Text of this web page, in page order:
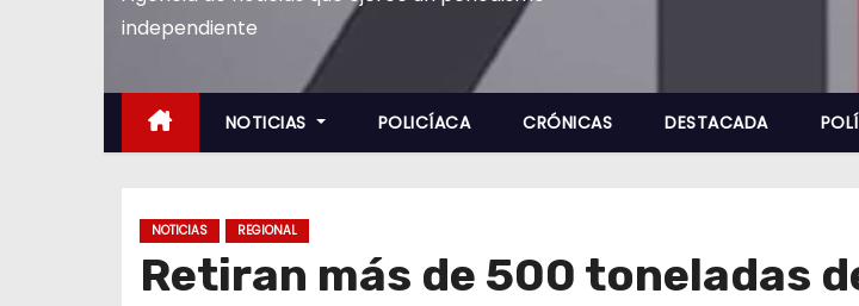
independiente
NOTICIAS POLICÍACA CRÓNICAS DESTACADA
NOTICIAS REGIONAL
Retiran más de 500 toneladas